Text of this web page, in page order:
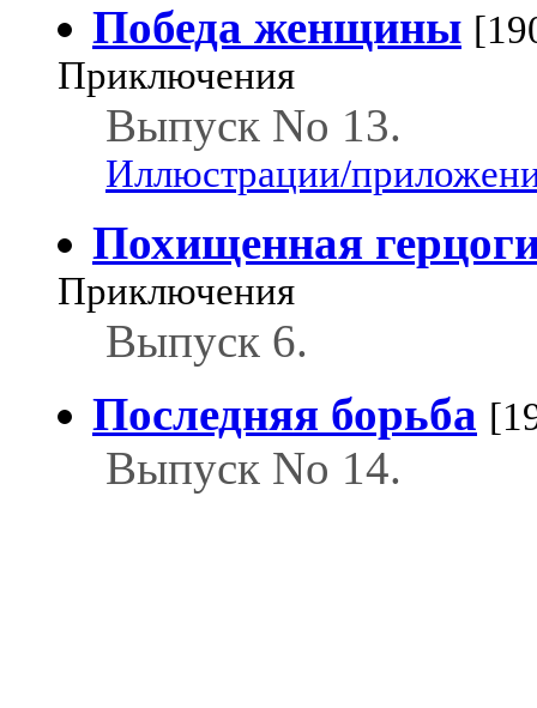
Победа женщины
Приключения
Выпуск No 13.
Иллюстрации/
Похищенная
Приключения
Выпуск 6.
Последняя борьба
Выпуск No 14.